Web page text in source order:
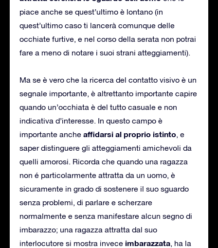
piace anche se quest’ultimo è lontano (in
quest’ultimo caso ti lancerà comunque delle
occhiate furtive, e nel corso della serata non potrai
fare a meno di notare i suoi strani atteggiamenti).
Ma se è vero che la ricerca del contatto visivo è un
segnale importante, è altrettanto importante capire
quando un’occhiata è del tutto casuale e non
indicativa d’interesse. In questo campo è
importante anche affidarsi al proprio istinto, e
saper distinguere gli atteggiamenti amichevoli da
quelli amorosi. Ricorda che quando una ragazza
non é particolarmente attratta da un uomo, è
sicuramente in grado di sostenere il suo sguardo
senza problemi, di parlare e scherzare
normalmente e senza manifestare alcun segno di
imbarazzo; una ragazza attratta dal suo
interlocutore si mostra invece imbarazzata, ha la